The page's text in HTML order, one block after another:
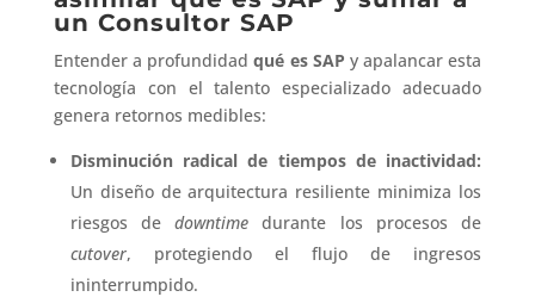
un Consultor SAP
Entender a profundidadqué es SAP y apalancar esta
tecnología con el talento especializado adecuado
genera retornos medibles:
Disminución radical de tiempos de inactividad:
Un diseño de arquitectura resiliente minimiza los
riesgos dedowntime durante los procesos de
cutover, protegiendo el flujo de ingresos
ininterrumpido.